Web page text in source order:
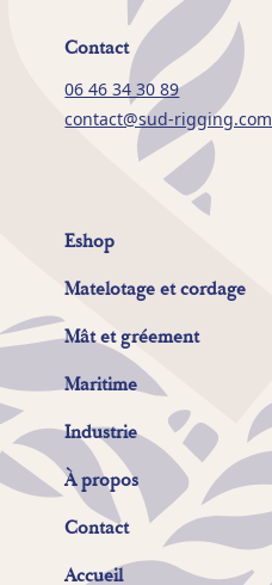
Contact
06 46 34 30 89
contact@sud-rigging.com
Eshop
Matelotage et cordage
Mât et gréement
Maritime
Industrie
À propos
Contact
Accueil